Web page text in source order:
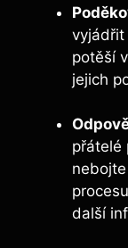
vyjádřit
potěší
jejich
přátelé
další